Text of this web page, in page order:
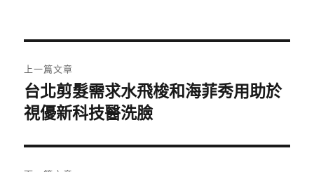
章
導
覽
上一篇文章
上
一
文
章:
台北剪髮需求水飛梭和海菲秀用助於
視優新科技醫洗臉